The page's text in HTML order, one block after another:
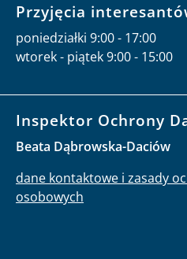
Przyjęcia
poniedziałki 9:00 - 17:00
wtorek - piątek 9:00 - 15:00
Inspektor Ochrony
Beata Dąbrowska-Daciów
dane kontaktowe i zasady
osobowych